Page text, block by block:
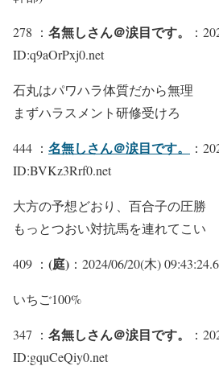
278 ： 名無しさん＠涙目です。
：
ID:q9aOrPxj0.net
石丸はパワハラ体質だから無理
まずハラスメント研修受けろ
444 ： 名無しさん＠涙目です。
：
ID:BVKz3Rrf0.net
大方の予想どおり、百合子の圧勝
もっとつおい対抗馬を連れてこい
409 ： (庭) ：2024/06/20(木)
いちご100%
347 ： 名無しさん＠涙目です。
：
ID:gquCeQiy0.net